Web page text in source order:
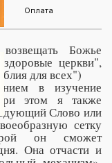
Оплата
Божье
церкви",
для всех")
в изучение
этом я также
Слово или
сетку
он сможет
Она отчасти и